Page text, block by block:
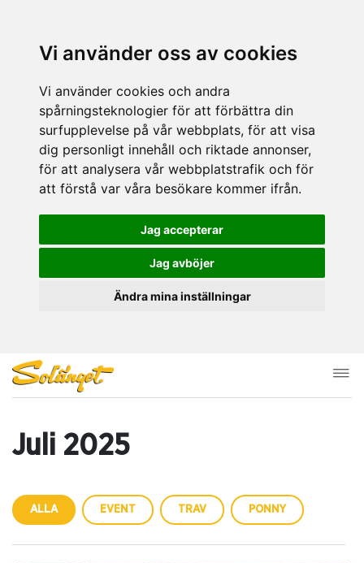
Vi använder oss av cookies
Vi använder cookies och andra
spårningsteknologier för att förbättra din
surfupplevelse på vår webbplats, för att visa
dig personligt innehåll och riktade annonser,
för att analysera vår webbplatstrafik och för
att förstå var våra besökare kommer ifrån.
Jag accepterar
Jag avböjer
Ändra mina inställningar
Juli 2025
ALLA EVENT TRAV PONNY